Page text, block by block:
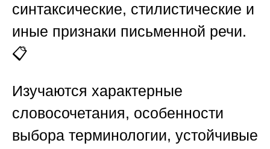
синтаксические, стилистические и
иные признаки письменной речи.
📋
Изучаются характерные
словосочетания, особенности
выбора терминологии, устойчивые